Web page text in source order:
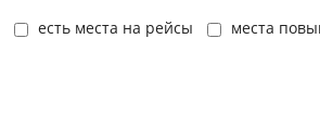
есть места на рейсы места